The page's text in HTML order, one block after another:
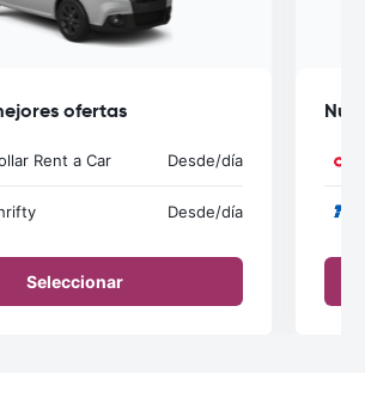
ofertas
Rent a Car Desde/día
Desde/día
Seleccionar